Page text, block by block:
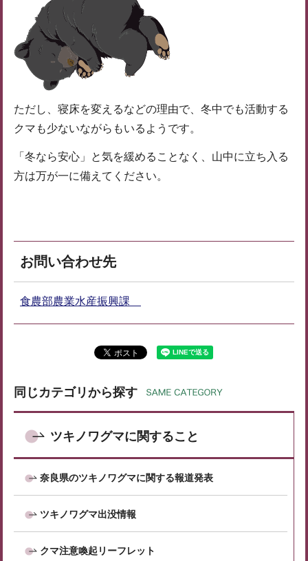
ただし、寝床を変えるなどの理由で、冬中でも活動する
クマも少ないながらもいるようです。
「冬なら安心」と気を緩めることなく、山中に立ち入る
方は万が一に備えてください。
お問い合わせ先
食農部農業水産振興課
同じカテゴリから探す
ツキノワグマに関すること
奈良県のツキノワグマに関する報道発表
ツキノワグマ出没情報
クマ注意喚起リーフレット